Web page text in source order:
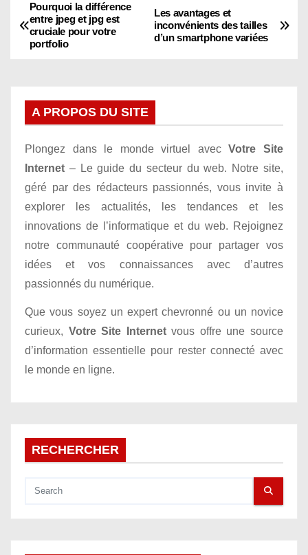
N
a
g
a
o
n
d
e
Les avantages et
inconvénients des tailles
d’un smartphone variées
Pourquoi la différence
entre jpeg et jpg est
cruciale pour votre
portfolio
A PROPOS DU SITE
Plongez dans le monde virtuel avecVotre Site
Internet – Le guide du secteur du web. Notre site,
géré par des rédacteurs passionnés, vous invite à
explorer les actualités, les tendances et les
innovations de l’informatique et du web. Rejoignez
notre communauté coopérative pour partager vos
idées et vos connaissances avec d’autres
passionnés du numérique.
Que vous soyez un expert chevronné ou un novice
curieux, Votre Site Internetvous offre une source
d’information essentielle pour rester connecté avec
le monde en ligne.
RECHERCHER